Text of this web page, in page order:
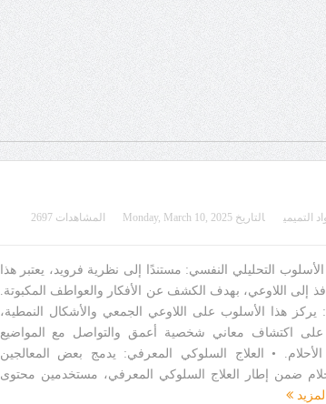
التميمي التاريخMonday, March 10, 2025 المشاهدات 2697
الأسلوب التحليلي النفسي: مستندًا إلى نظرية فرويد، يعتبر هذا
إلى اللاوعي، بهدف الكشف عن الأفكار والعواطف المكبوتة.
يركز هذا الأسلوب على اللاوعي الجمعي والأشكال النمطية،
على اكتشاف معاني شخصية أعمق والتواصل مع المواضيع
الأحلام. • العلاج السلوكي المعرفي: يدمج بعض المعالجين
ضمن إطار العلاج السلوكي المعرفي، مستخدمين محتوى